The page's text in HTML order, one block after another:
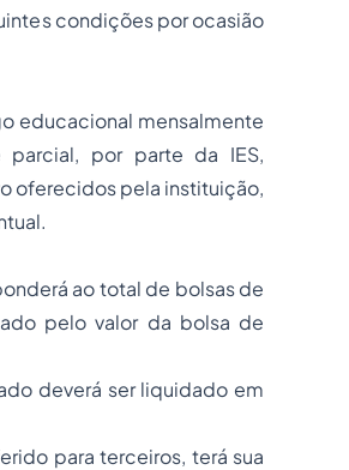
condições por ocasião
educacional mensalmente
por parte da IES,
oferecidos pela instituição,
ao total de bolsas de
pelo valor da bolsa de
deverá ser liquidado em
para terceiros, terá sua